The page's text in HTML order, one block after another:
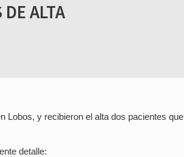
ALTA
Lobos, y recibieron el alta dos pacientes que
detalle: